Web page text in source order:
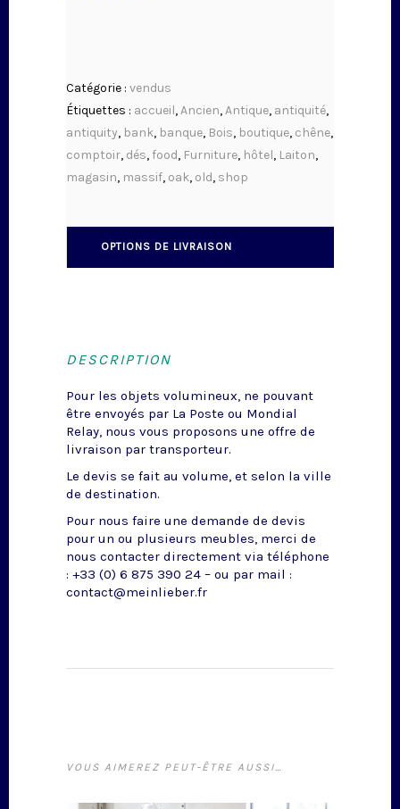
Catégorie : vendus
Étiquettes : accueil,Ancien,Antique, antiquité,
antiquity, bank, banque, Bois, boutique, chêne,
comptoir, dés,food, Furniture, hôtel, Laiton,
magasin, massif, oak, old, shop
OPTIONS DE LIVRAISON
DESCRIPTION
Pour les objets volumineux, ne pouvant
être envoyés par La Poste ou Mondial
Relay, nous vous proposons une offre de
livraison par transporteur.
Le devis se fait au volume, et selon la ville
de destination.
Pour nous faire une demande de devis
pour un ou plusieurs meubles, merci de
nous contacter directement via téléphone
: +33 (0) 6 875 390 24 – ou par mail :
contact@meinlieber.fr
VOUS AIMEREZ PEUT-ÊTRE AUSSI…